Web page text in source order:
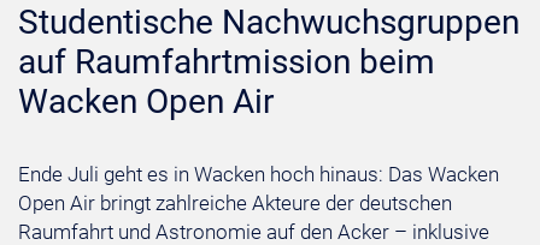
Studentische Nachwuchsgruppen
auf Raumfahrtmission beim
Wacken Open Air
Ende Juli geht es in Wacken hoch hinaus: Das Wacken
Open Air bringt zahlreiche Akteure der deutschen
Raumfahrt und Astronomie auf den Acker – inklusive